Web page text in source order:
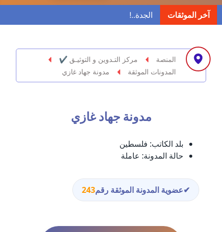
مدونة ابراهيم البراعم
عاملة
عاملة
مدونة احمد ابراهيم
مدونة أحمد أبو الدهب
مدونة احمد البحيري
مدونة أحمد الجمال
عاملة
مدونة احمد الحسيني
آخر الموثقات
المنصة
مركز التـدوين و التوثيـق ✔
المدونات الموثقة
مدونة جهاد غازي
مدونة جهاد غازي
بلد الكاتب: فلسطين
حالة المدونة: عاملة
✔عضوية المدونة الموثقة رقم243